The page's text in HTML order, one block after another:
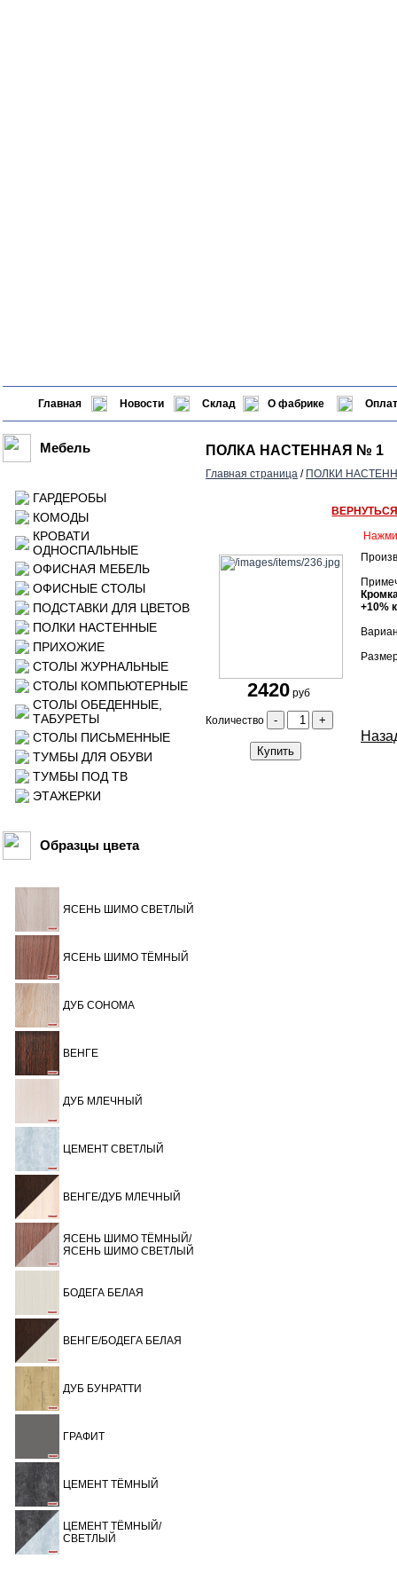
Главная Новости Склад О фабрике
Мебель
ГАРДЕРОБЫ
КОМОДЫ
КРОВАТИ
ОДНОСПАЛЬНЫЕ
ОФИСНАЯ МЕБЕЛЬ
ОФИСНЫЕ СТОЛЫ
ПОДСТАВКИ ДЛЯ ЦВЕТОВ
ПОЛКИ НАСТЕННЫЕ
ПРИХОЖИЕ
СТОЛЫ ЖУРНАЛЬНЫЕ
СТОЛЫ КОМПЬЮТЕРНЫЕ
СТОЛЫ ОБЕДЕННЫЕ,
ТАБУРЕТЫ
СТОЛЫ ПИСЬМЕННЫЕ
ТУМБЫ ДЛЯ ОБУВИ
ТУМБЫ ПОД ТВ
ЭТАЖЕРКИ
Образцы цвета
ЯСЕНЬ ШИМО СВЕТЛЫЙ
ЯСЕНЬ ШИМО ТЁМНЫЙ
ДУБ СОНОМА
ВЕНГЕ
ДУБ МЛЕЧНЫЙ
ЦЕМЕНТ СВЕТЛЫЙ
ВЕНГЕ/ДУБ МЛЕЧНЫЙ
ЯСЕНЬ ШИМО ТЁМНЫЙ/
ЯСЕНЬ ШИМО СВЕТЛЫЙ
БОДЕГА БЕЛАЯ
ВЕНГЕ/БОДЕГА БЕЛАЯ
ДУБ БУНРАТТИ
ГРАФИТ
ЦЕМЕНТ ТЁМНЫЙ
ЦЕМЕНТ ТЁМНЫЙ/
СВЕТЛЫЙ
ПОЛКА НАСТЕННАЯ № 1
Главная страница / ПОЛКИ
2420 руб
Количество - +
Купить
+10%